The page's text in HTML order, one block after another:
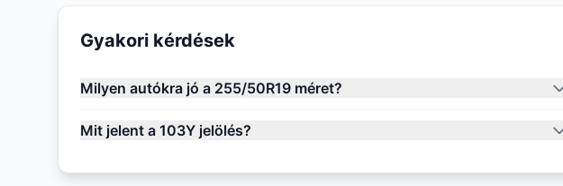
Gyakori kérdések
Milyen autókra jó a 255/50R19 méret?
Mit jelent a 103Y jelölés?